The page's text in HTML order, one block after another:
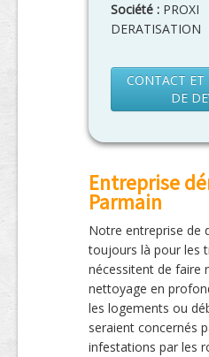
Société : PROXI
DERATISATION
CONTACT
DE
Entreprise
Parmain
Notre entreprise de
toujours là pour les
nécessitent de faire
nettoyage en
les logements ou
seraient concernés
infestations par les